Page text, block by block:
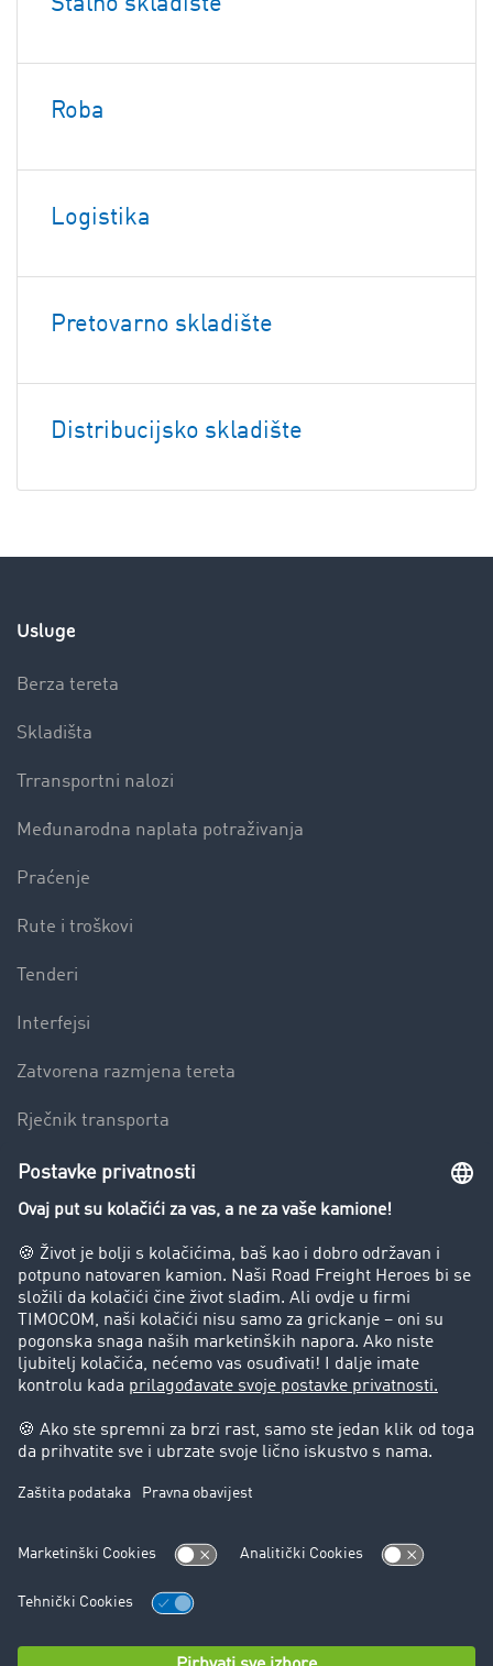
Roba
Logistika
Pretovarno skladište
Distribucijsko skladište
Usluge
Berza tereta
Skladišta
Trransportni nalozi
Međunarodna naplata potraživanja
Praćenje
Rute i troškovi
Tenderi
Interfejsi
Zatvorena razmjena tereta
Rječnik transporta
Preduzeće
Success Stories
Korisnici preporučuju korisnike
Blog
Zabrane vožnje za kamione
Pravni
Impresum